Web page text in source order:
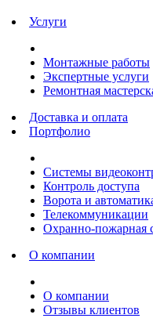
Услуги
Монтажные работы
Экспертные услуги
Ремонтная
Доставка и оплата
Портфолио
Системы
Контроль доступа
Ворота и
Телекоммуникации
Охранно-пожарная
О компании
О компании
Отзывы клиентов